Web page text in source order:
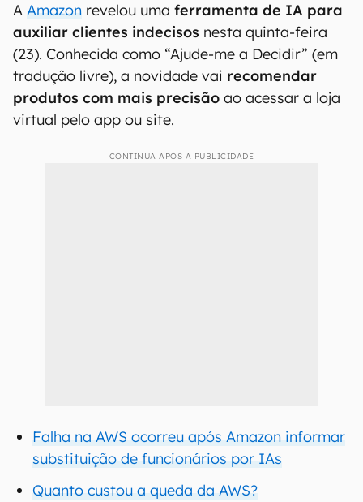
A Amazon revelou uma ferramenta de IA para
auxiliar clientes indecisos nesta quinta-feira
(23). Conhecida como “Ajude-me a Decidir” (em
tradução livre), a novidade vai recomendar
produtos com mais precisão ao acessar a loja
virtual pelo app ou site.
CONTINUA APÓS A PUBLICIDADE
Falha na AWS ocorreu após Amazon informar
substituição de funcionários por IAs
Quanto custou a queda da AWS?